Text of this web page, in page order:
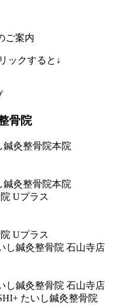
ックすると↓
骨院